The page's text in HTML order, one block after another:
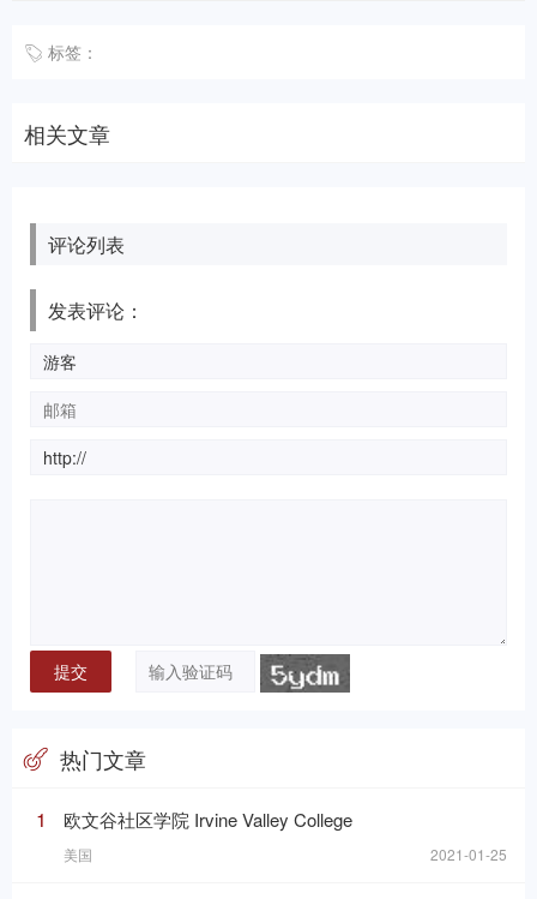
标签：
相关文章
评论列表
发表评论：
热门文章
1 欧文谷社区学院 Irvine Valley College
美国 2021-01-25